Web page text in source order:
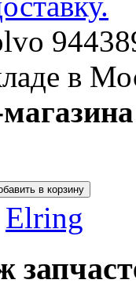
в
Elring